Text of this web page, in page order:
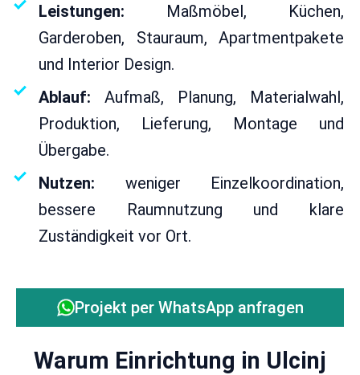
Leistungen: Maßmöbel, Küchen,
Garderoben, Stauraum, Apartmentpakete
und Interior Design.
Ablauf: Aufmaß, Planung, Materialwahl,
Produktion, Lieferung, Montage und
Übergabe.
Nutzen: weniger Einzelkoordination,
bessere Raumnutzung und klare
Zuständigkeit vor Ort.
Projekt per WhatsApp anfragen
Warum Einrichtung in Ulcinj